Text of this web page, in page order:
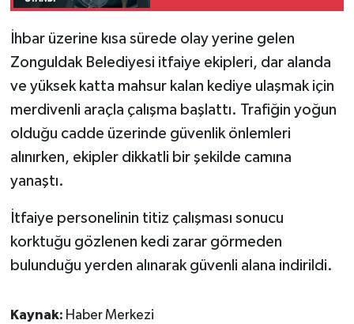
İhbar üzerine kısa sürede olay yerine gelen
Zonguldak Belediyesi itfaiye ekipleri, dar alanda
ve yüksek katta mahsur kalan kediye ulaşmak için
merdivenli araçla çalışma başlattı. Trafiğin yoğun
olduğu cadde üzerinde güvenlik önlemleri
alınırken, ekipler dikkatli bir şekilde camına
yanaştı.
İtfaiye personelinin titiz çalışması sonucu
korktuğu gözlenen kedi zarar görmeden
bulunduğu yerden alınarak güvenli alana indirildi.
Kaynak: Haber Merkezi